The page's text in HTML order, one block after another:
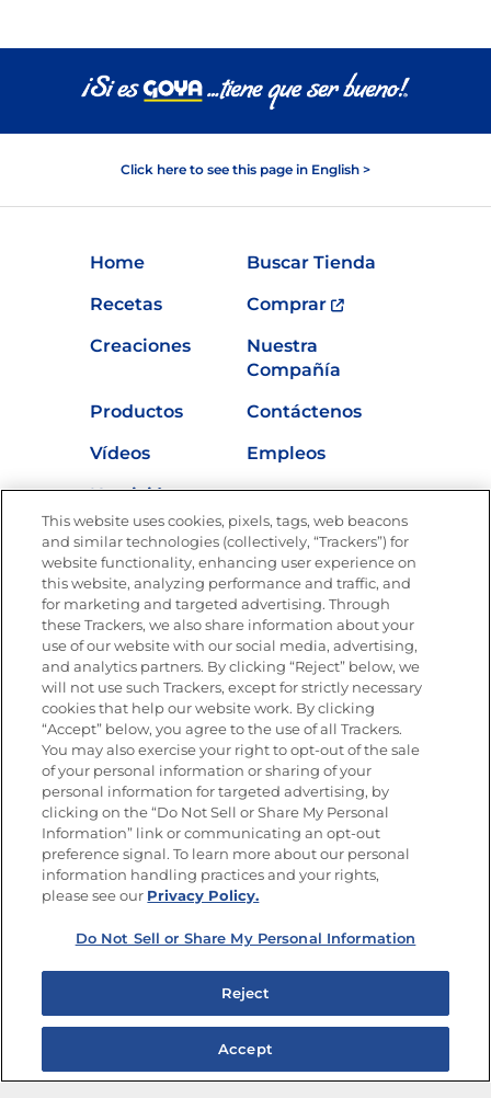
Click here to see this page in English >
Home
Buscar Tienda
Recetas
Comprar
Creaciones
Nuestra
Compañía
Productos
Contáctenos
Vídeos
Empleos
Nutrición
Únete a La Cocina Goya®
Recibe Nuevas Recetas, Ofertas Especiales y
Promociones
SÍGUENOS EN LAS REDES SOCIALES
Mapa del sitioPolítica de privacidad
Limitar el uso de mis datos personales sensibles
No vender ni compartir mis datos personales
Copyright © 2026 Goya Foods, Inc. Todos los derechos reservados.
This website uses cookies, pixels, tags, web beacons
and similar technologies (collectively, “Trackers”) for
website functionality, enhancing user experience on
this website, analyzing performance and traffic, and
for marketing and targeted advertising. Through
these Trackers, we also share information about your
use of our website with our social media, advertising,
and analytics partners. By clicking “Reject” below, we
will not use such Trackers, except for strictly necessary
cookies that help our website work. By clicking
“Accept” below, you agree to the use of all Trackers.
You may also exercise your right to opt-out of the sale
of your personal information or sharing of your
personal information for targeted advertising, by
clicking on the “Do Not Sell or Share My Personal
Information” link or communicating an opt-out
preference signal. To learn more about our personal
information handling practices and your rights,
please see our Privacy Policy.
Do Not Sell or Share My Personal Information
Reject
Accept